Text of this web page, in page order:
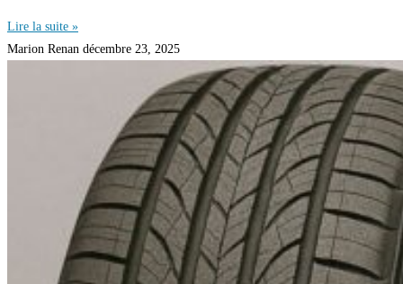
Lire la suite »
Marion Renan décembre 23, 2025